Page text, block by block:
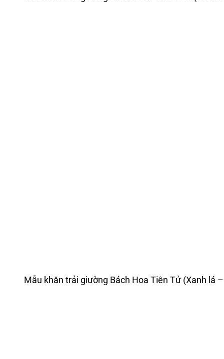
Mẫu khăn trải giường Bách Hoa Tiên Tử (Xanh lá